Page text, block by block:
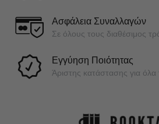
Ασφάλεια Συναλλαγών
Σε όλους τους διαθέσιμος
Εγγύηση Ποιότητας
Άριστης κατάστασης για όλα